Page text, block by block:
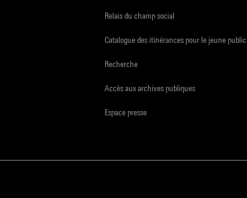
Relais du champ social
Catalogue des itinérances pour le jeune public
Recherche
Accès aux archives publiques
Espace presse